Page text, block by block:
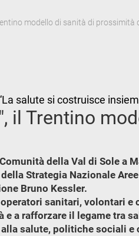
modello di sanità di
salute si costruisce
il Trentino
della Val di Sole a
Strategia Nazionale
Bruno Kessler.
sanitari, volontari
a rafforzare il legame tra
salute, politiche sociali